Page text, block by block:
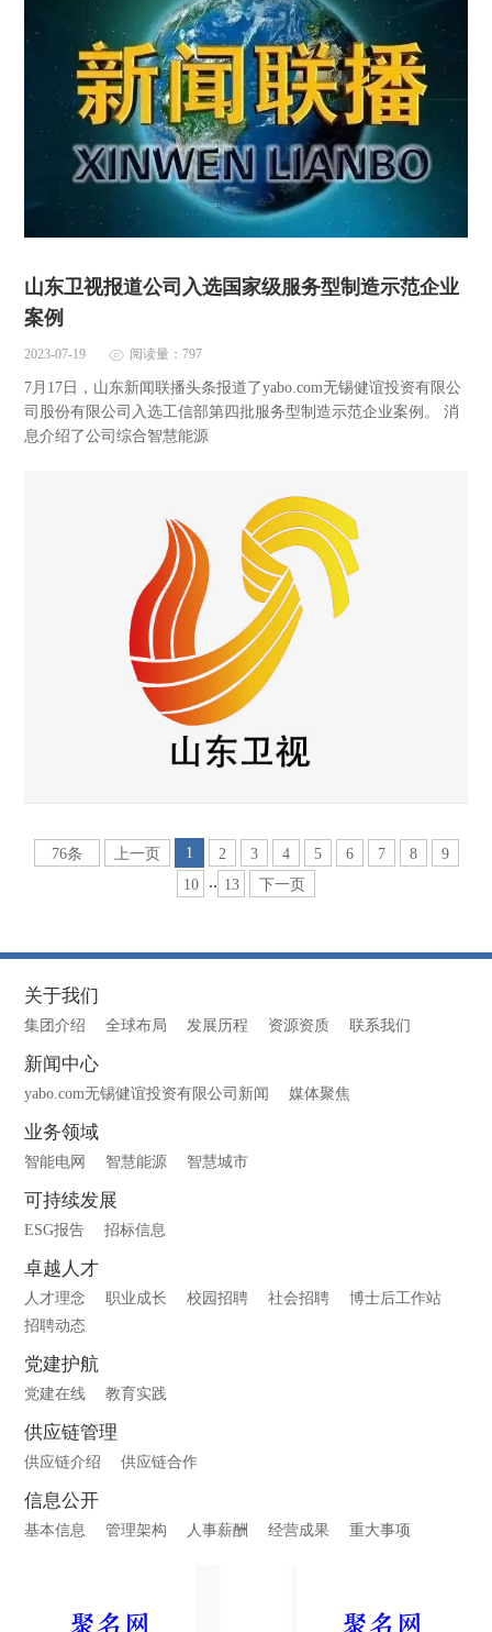
山东卫视报道公司入选国家级服务型制造示范企业
案例
2023-07-19 阅读量：797
7月17日，山东新闻联播头条报道了yabo.com无锡健谊投资有限公
司股份有限公司入选工信部第四批服务型制造示范企业案例。 消
息介绍了公司综合智慧能源
76条 上一页 1 2 3 4 5 6 7 8
9
10
.. 13 下一页
关于我们
集团介绍 全球布局 发展历程 资源资质 联系我们
新闻中心
yabo.com无锡健谊投资有限公司新闻 媒体聚焦
业务领域
智能电网 智慧能源 智慧城市
可持续发展
ESG报告 招标信息
卓越人才
人才理念 职业成长 校园招聘 社会招聘
博士后工作站
招聘动态
党建护航
党建在线 教育实践
供应链管理
供应链介绍 供应链合作
信息公开
基本信息 管理架构 人事薪酬 经营成果 重大事项